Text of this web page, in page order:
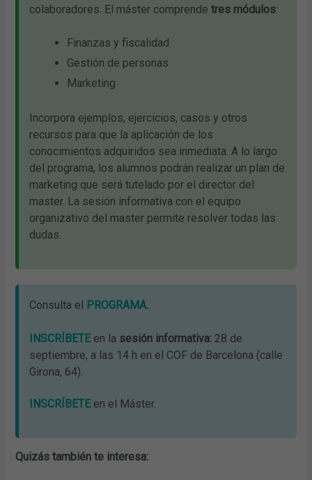
colaboradores. El máster comprendetres módulos:
Finanzas y fiscalidad
Gestión de personas
Marketing
Incorpora ejemplos, ejercicios, casos y otros
recursos para que la aplicación de los
conocimientos adquiridos sea inmediata. A lo largo
del programa, los alumnos podrán realizar un plan de
marketing que será tutelado por el director del
master. La sesión informativa con el equipo
organizativo del master permite resolver todas las
dudas.
Consulta el PROGRAMA.
INSCRÍBETEen la sesión informativa: 28 de
septiembre, a las 14 h en el COF de Barcelona (calle
Girona, 64).
INSCRÍBETE en el Máster.
Quizás también te interesa: